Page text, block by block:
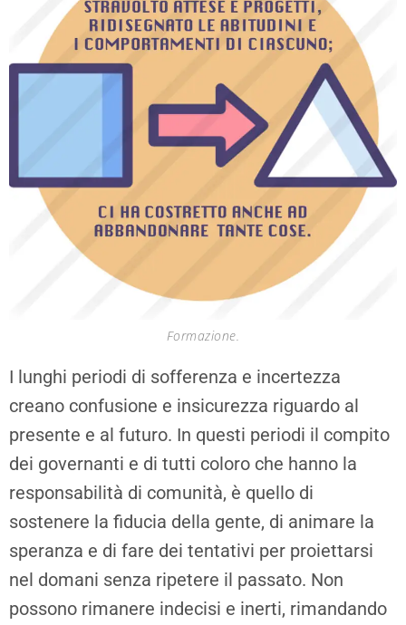
Formazione.
I lunghi periodi di sofferenza e incertezza
creano confusione e insicurezza riguardo al
presente e al futuro. In questi periodi il compito
dei governanti e di tutti coloro che hanno la
responsabilità di comunità, è quello di
sostenere la fiducia della gente, di animare la
speranza e di fare dei tentativi per proiettarsi
nel domani senza ripetere il passato. Non
possono rimanere indecisi e inerti, rimandando